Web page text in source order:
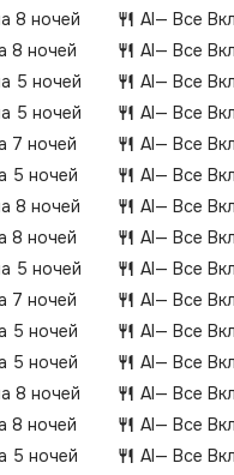
8 ночей
AI— Все
8 ночей
AI— Все
5 ночей
AI— Все
5 ночей
AI— Все
7 ночей
AI— Все
5 ночей
AI— Все
8 ночей
AI— Все
8 ночей
AI— Все
5 ночей
AI— Все
7 ночей
AI— Все
5 ночей
AI— Все
5 ночей
AI— Все
8 ночей
AI— Все
8 ночей
AI— Все
5 ночей
AI— Все